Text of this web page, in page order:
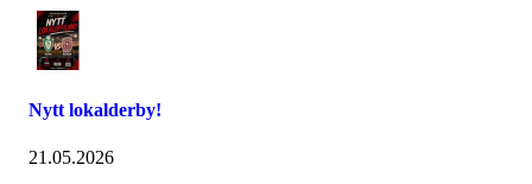
Nytt lokalderby!
21.05.2026